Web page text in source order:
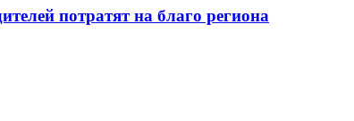
потратят на благо региона